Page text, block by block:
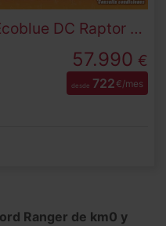
Pickup 2.0 Ecoblue DC Raptor e-AWD AT 154 kW (210 CV)
57.990 €
desde 722€/mes
Ranger de km0 y